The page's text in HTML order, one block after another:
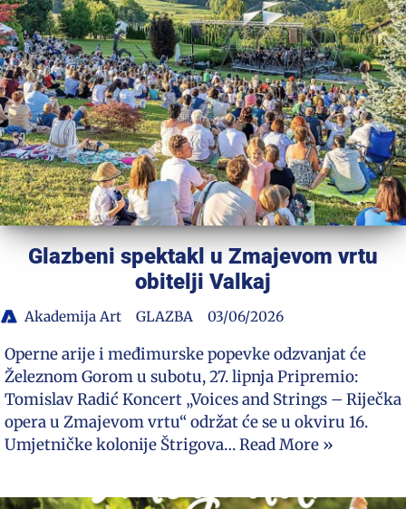
Glazbeni spektakl u Zmajevom vrtu
obitelji Valkaj
Akademija Art GLAZBA 03/06/2026
Operne arije i međimurske popevke odzvanjat će
Železnom Gorom u subotu, 27. lipnja Pripremio:
Tomislav Radić Koncert „Voices and Strings – Riječka
opera u Zmajevom vrtu“ održat će se u okviru 16.
Umjetničke kolonije Štrigova…Read More »